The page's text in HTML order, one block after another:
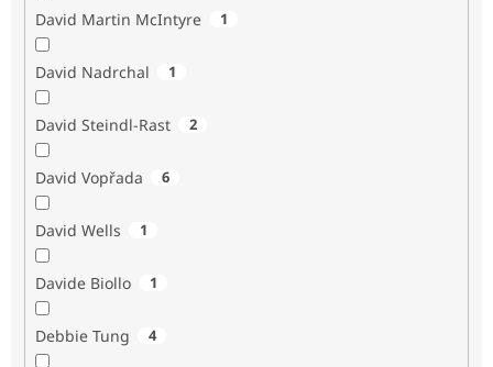
David Martin McIntyre 1
David Nadrchal 1
David Steindl-Rast 2
David Vopřada 6
David Wells 1
Davide Biollo 1
Debbie Tung 4